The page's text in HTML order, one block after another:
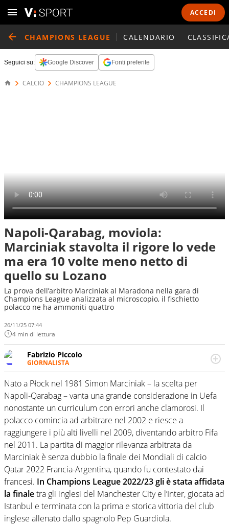
ACCEDI
CHAMPIONS LEAGUE CALENDARIO
Seguici su: Google Discover Fonti preferite
CALCIO CHAMPIONS LEAGUE
Napoli-Qarabag, moviola:
Marciniak stavolta il rigore lo vede
ma era 10 volte meno netto di
quello su Lozano
La prova dell’arbitro Marciniak al Maradona nella gara di
Champions League analizzata al microscopio, il fischietto
polacco ne ha ammoniti quattro
26/11/25 07:44
4 min di lettura
Fabrizio Piccolo
GIORNALISTA
Nella sua carriera ha seguito numerose manifestazioni
sportive e collaborato con agenzie e testate. Esperienza,
competenza, conoscenza e memoria storica. Si occupa
prevalentemente di calcio
Nato a Płock nel 1981 Simon Marciniak – la scelta per
Napoli-Qarabag – vanta una grande considerazione in Uefa
nonostante un curriculum con errori anche clamorosi. Il
polacco comincia ad arbitrare nel 2002 e riesce a
raggiungere i più alti livelli nel 2009, diventando arbitro Fifa
nel 2011. La partita di maggior rilevanza arbitrata da
Marciniak è senza dubbio la finale dei Mondiali di calcio
Qatar 2022 Francia-Argentina, quando fu contestato dai
francesi. In Champions League 2022/23 gli è stata affidata
la finaletra gli inglesi del Manchester City e l’Inter, giocata ad
Istanbul e terminata con la prima e storica vittoria del club
inglese allenato dallo spagnolo Pep Guardiola.